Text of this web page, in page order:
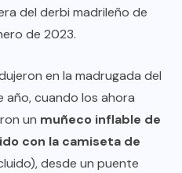
del derbi madrileño de
de 2023.
en la madrugada del
año, cuando los ahora
un muñeco inflable de
con la camiseta de
desde un puente